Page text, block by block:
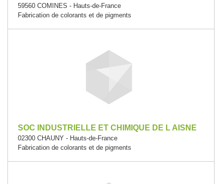
59560 COMINES - Hauts-de-France
Fabrication de colorants et de pigments
SOC INDUSTRIELLE ET CHIMIQUE DE L AISNE
02300 CHAUNY - Hauts-de-France
Fabrication de colorants et de pigments